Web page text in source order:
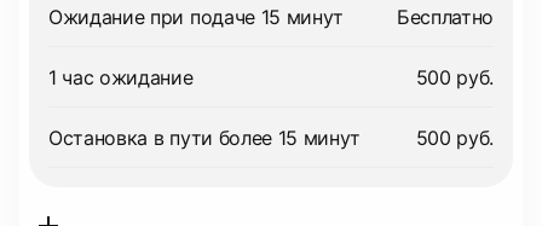
Ожидание при подаче 15 минут Бесплатно
1 час ожидание 500 руб.
Остановка в пути более 15 минут 500 руб.